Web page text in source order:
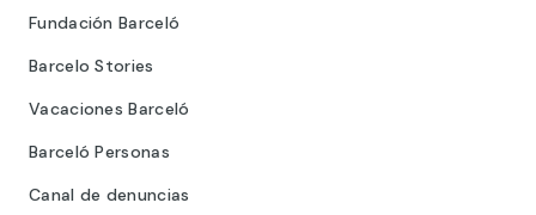
Fundación Barceló
Barcelo Stories
Vacaciones Barceló
Barceló Personas
Canal de denuncias